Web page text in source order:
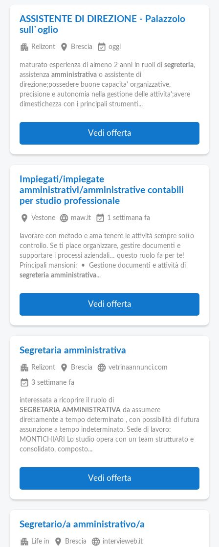
ASSISTENTE DI DIREZIONE - Palazzolo
sull`oglio
apartment Relizont place Brescia event_available oggi
maturato esperienza di almeno 2 anni in ruoli di segreteria,
assistenza amministrativa o assistente di
direzione;possedere buone capacita' organizzative,
precisione e autonomia nella gestione delle attivita';avere
dimestichezza con i principali strumenti...
Vedi offerta
Impiegati/impiegate
amministrativi/amministrative contabili
per studio professionale
place Vestone language maw.it event_available 1 settimana fa
lavorare con metodo e ama tenere le attività sempre sotto
controllo. Se ti piace organizzare, gestire documenti e
supportare i processi aziendali… questo ruolo fa per te!
Principali mansioni: • Gestione documenti e attività di
segreteria amministrativa...
Vedi offerta
Segretaria amministrativa
apartment Relizont place Brescia language vetrinaannunci.com
event_available 3 settimane fa
interessata a ricoprire il ruolo di
SEGRETARIA AMMINISTRATIVA da assumere
direttamente a tempo determinato , con possibilità di futura
assunzione a tempo indeterminato. Sede di lavoro:
MONTICHIARI Lo studio opera con un team strutturato e
consolidato, composto...
Vedi offerta
Segretario/a amministrativo/a
apartment Life in place Brescia language intervieweb.it